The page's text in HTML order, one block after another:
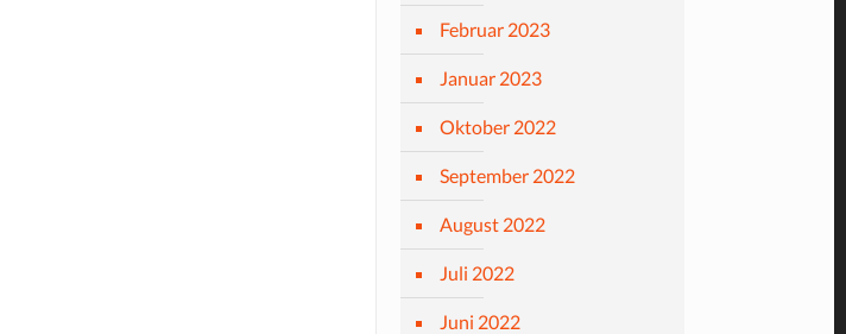
Februar 2023
Januar 2023
Oktober 2022
September 2022
August 2022
Juli 2022
Juni 2022